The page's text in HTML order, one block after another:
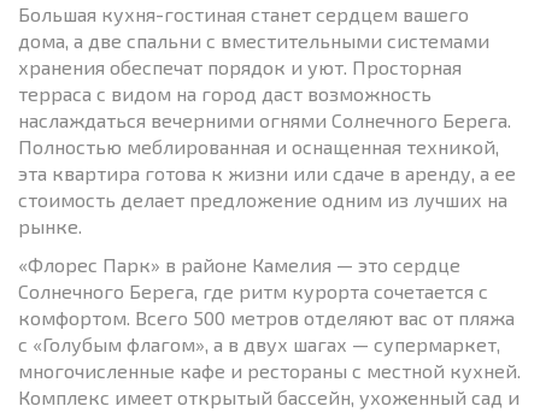
Большая кухня-гостиная станет сердцем вашего
дома, а две спальни с вместительными системами
хранения обеспечат порядок и уют. Просторная
терраса с видом на город даст возможность
наслаждаться вечерними огнями Солнечного Берега.
Полностью меблированная и оснащенная техникой,
эта квартира готова к жизни или сдаче в аренду, а ее
стоимость делает предложение одним из лучших на
рынке.
«Флорес Парк» в районе Камелия — это сердце
Солнечного Берега, где ритм курорта сочетается с
комфортом. Всего 500 метров отделяют вас от пляжа
с «Голубым флагом», а в двух шагах — супермаркет,
многочисленные кафе и рестораны с местной кухней.
Комплекс имеет открытый бассейн, ухоженный сад и